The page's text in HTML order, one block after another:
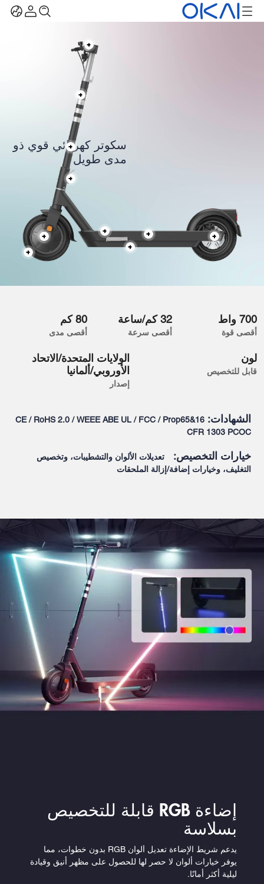
سكوتر كهربائي قوي ذو
مدى طويل
700 واط
أقصى قوة
32 كم/ساعة
أقصى سرعة
80 كم
أقصى مدى
لون
قابل للتخصيص
الولايات المتحدة/الاتحاد
الأوروبي/ألمانيا
إصدار
الشهادات: CE / RoHS 2.0 / WEEE ABE UL / FCC / Prop65&16
CFR 1303 PCOC
خيارات التخصيص:
تعديلات الألوان والتشطيبات، وتخصيص
التغليف، وخيارات إضافة/إزالة الملحقات
إضاءة RGB قابلة للتخصيص
بسلاسة
يدعم شريط الإضاءة تعديل ألوان RGB بدون خطوات، مما
يوفر خيارات ألوان لا حصر لها للحصول على مظهر أنيق وقيادة
ليلية أكثر أمانًا.